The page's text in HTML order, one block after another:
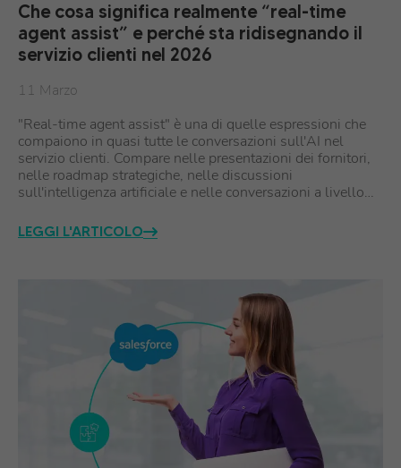
Che cosa significa realmente “real-time
agent assist” e perché sta ridisegnando il
servizio clienti nel 2026
11 Marzo
"Real-time agent assist" è una di quelle espressioni che
compaiono in quasi tutte le conversazioni sull'AI nel
servizio clienti. Compare nelle presentazioni dei fornitori,
nelle roadmap strategiche, nelle discussioni
sull'intelligenza artificiale e nelle conversazioni a livello…
LEGGI L'ARTICOLO